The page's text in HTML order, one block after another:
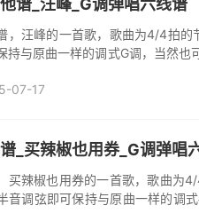
，汪峰的一首歌，歌曲为4/4拍
持与原曲一样的调式G调，当然也
的歌曲，收录在他2005年发行的
07-17
_买辣椒也用券_G调弹唱
买辣椒也用券的一首歌，歌曲为
音调弦即可保持与原曲一样的调